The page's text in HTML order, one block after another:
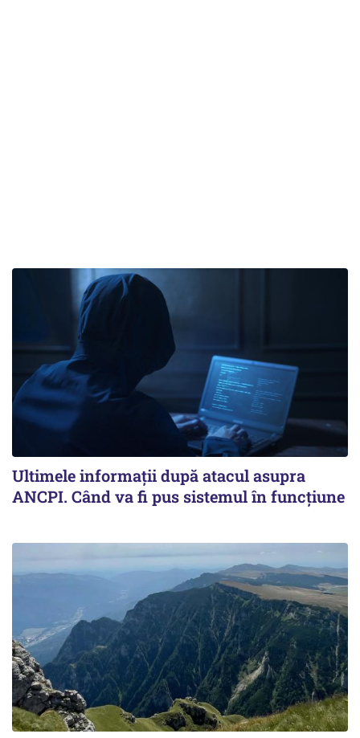
Ultimele informații după atacul asupra
ANCPI. Când va fi pus sistemul în funcțiune